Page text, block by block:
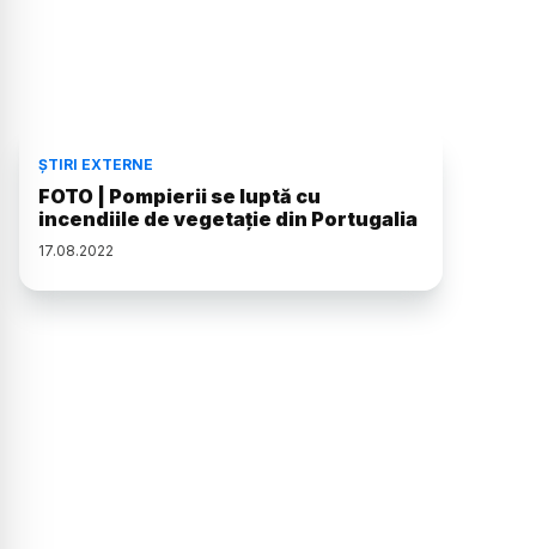
ȘTIRI EXTERNE
FOTO | Pompierii se luptă cu
incendiile de vegetație din Portugalia
17.08.2022